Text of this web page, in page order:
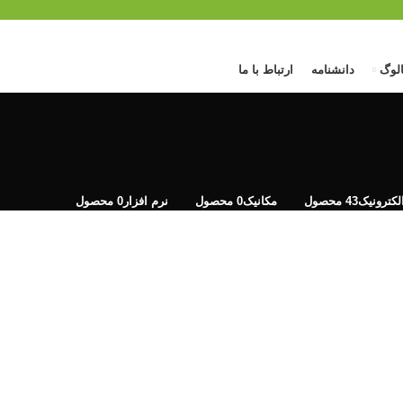
دانشنامه ارتباط با ما
الکترونیک43 محصول مکانیک0 محصول نرم افزار0 محصول